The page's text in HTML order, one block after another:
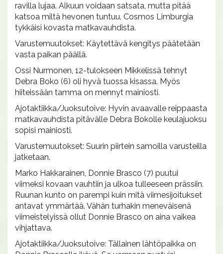
ravilla lujaa. Alkuun voidaan satsata, mutta pitää
katsoa miltä hevonen tuntuu. Cosmos Limburgia
tykkäisi kovasta matkavauhdista.
Varustemuutokset: Käytettävä kengitys päätetään
vasta paikan päällä.
Ossi Nurmonen, 12-tulokseen Mikkelissä tehnyt
Debra Boko (6) oli hyvä tuossa kisassa. Myös
hiiteissään tamma on mennyt mainiosti.
Ajotaktiikka/Juoksutoive: Hyvin avaavalle reippaasta
matkavauhdista pitävälle Debra Bokolle keulajuoksu
sopisi mainiosti.
Varustemuutokset: Suurin piirtein samoilla varusteilla
jatketaan.
Marko Hakkarainen, Donnie Brasco (7) puutui
viimeksi kovaan vauhtiin ja ulkoa tulleeseen prässiin.
Ruunan kunto on parempi kuin mitä viimesijoitukset
antavat ymmärtää. Vähän turhakin meneväisenä
viimeistelyissä ollut Donnie Brasco on aina vaikea
vihjattava.
Ajotaktiikka/Juoksutoive: Tällainen lähtöpaikka on